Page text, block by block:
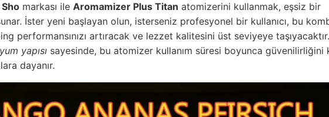
markası ile Aromamizer Plus Titan atomizerini kullanmak, eşsiz bir
İster yeni başlayan olun, isterseniz profesyonel bir kullanıcı, bu
performansınızı artıracak ve lezzet kalitesini üst seviyeye taşıyacaktır.
yapısı sayesinde, bu atomizer kullanım süresi boyunca güvenilirliğini
dayanır.